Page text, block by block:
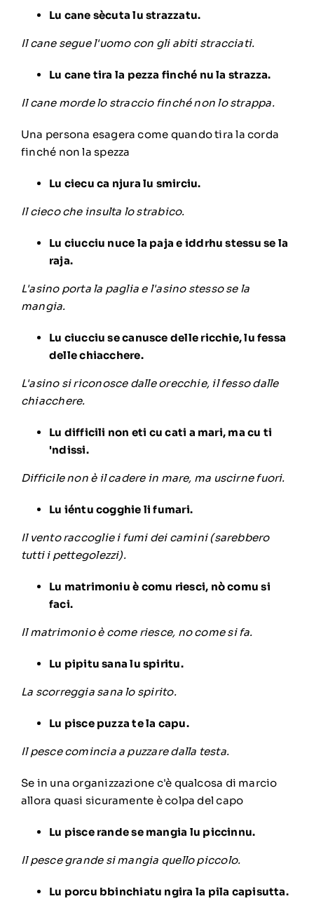
Lu cane sècuta lu strazzatu.
Il cane segue l'uomo con gli abiti stracciati.
Lu cane tira la pezza finché nu la strazza.
Il cane morde lo straccio finché non lo strappa.
Una persona esagera come quando tira la corda
finché non la spezza
Lu ciecu ca njura lu smirciu.
Il cieco che insulta lo strabico.
Lu ciucciu nuce la paja e iddrhu stessu se la
raja.
L'asino porta la paglia e l'asino stesso se la
mangia.
Lu ciucciu se canusce delle ricchie, lu fessa
delle chiacchere.
L'asino si riconosce dalle orecchie, il fesso dalle
chiacchere.
Lu difficili non eti cu cati a mari, ma cu ti
'ndissi.
Difficile non è il cadere in mare, ma uscirne fuori.
Lu iéntu cogghie li fumari.
Il vento raccoglie i fumi dei camini (sarebbero
tutti i pettegolezzi).
Lu matrimoniu è comu riesci, nò comu si
faci.
Il matrimonio è come riesce, no come si fa.
Lu pipitu sana lu spiritu.
La scorreggia sana lo spirito.
Lu pisce puzza te la capu.
Il pesce comincia a puzzare dalla testa.
Se in una organizzazione c'è qualcosa di marcio
allora quasi sicuramente è colpa del capo
Lu pisce rande se mangia lu piccinnu.
Il pesce grande si mangia quello piccolo.
Lu porcu bbinchiatu ngira la pila capisutta.